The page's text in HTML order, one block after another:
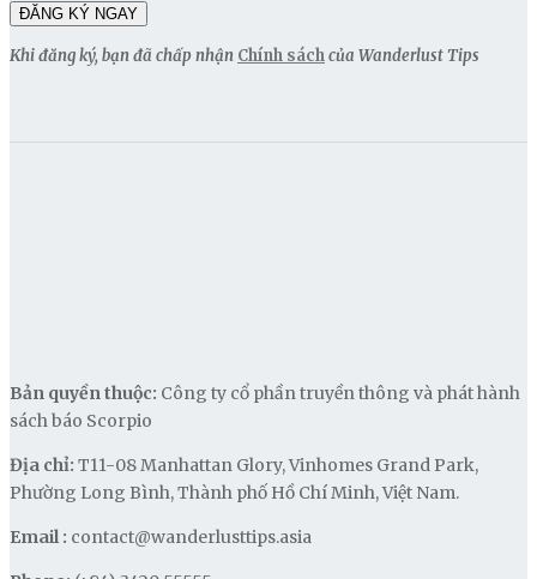
Khi đăng ký, bạn đã chấp nhận Chính sáchcủa Wanderlust Tips
Bản quyền thuộc: Công ty cổ phần truyền thông và phát hành
sách báo Scorpio
Địa chỉ: T11-08 Manhattan Glory, Vinhomes Grand Park,
Phường Long Bình, Thành phố Hồ Chí Minh, Việt Nam.
Email : contact@wanderlusttips.asia